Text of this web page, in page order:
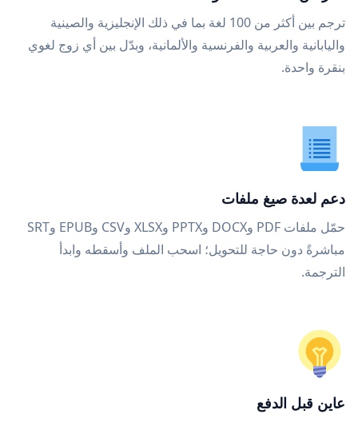
ترجم بين أكثر من 100 لغة بما في ذلك الإنجليزية والصينية
واليابانية والعربية والفرنسية والألمانية، وبدّل بين أي زوج لغوي
بنقرة واحدة.
دعم لعدة صيغ ملفات
حمّل ملفات PDF وDOCX وPPTX وXLSX وCSV وEPUB وSRT
مباشرةً دون حاجة للتحويل؛ اسحب الملف وأسقطه وابدأ
الترجمة.
عاين قبل الدفع